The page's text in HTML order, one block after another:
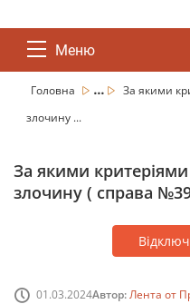
Меню
Головна ...
За якими
злочину ...
За якими
злочину ( справа
01.03.2024Автор:Лента от